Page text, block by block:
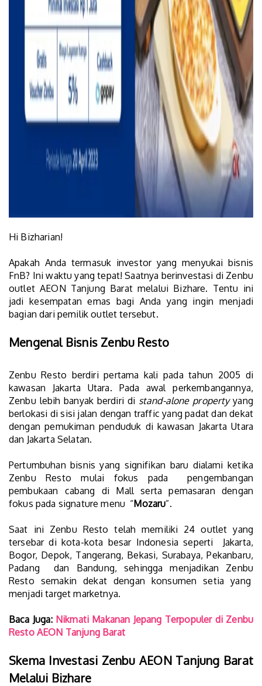
Hi Bizharian!
Apakah Anda termasuk investor yang menyukai bisnis
FnB? Ini waktu yang tepat! Saatnya berinvestasi di Zenbu
outlet AEON Tanjung Barat melalui Bizhare. Tentu ini
jadi kesempatan emas bagi Anda yang ingin menjadi
bagian dari pemilik outlet tersebut.
Mengenal Bisnis Zenbu Resto
Zenbu Resto berdiri pertama kali pada tahun 2005 di
kawasan Jakarta Utara. Pada awal perkembangannya,
Zenbu lebih banyak berdiri di stand-alone propertyyang
berlokasi di sisi jalan dengan traffic yang padat dan dekat
dengan pemukiman penduduk di kawasan Jakarta Utara
dan Jakarta Selatan.
Pertumbuhan bisnis yang signifikan baru dialami ketika
Zenbu Resto mulai fokus pada pengembangan
pembukaan cabang di Mall serta pemasaran dengan
fokus pada signature menu “Mozaru”.
Saat ini Zenbu Resto telah memiliki 24 outlet yang
tersebar di kota-kota besar Indonesia seperti Jakarta,
Bogor, Depok, Tangerang, Bekasi, Surabaya, Pekanbaru,
Padang dan Bandung, sehingga menjadikan Zenbu
Resto semakin dekat dengan konsumen setia yang
menjadi target marketnya.
Baca Juga: Nikmati Makanan Jepang Terpopuler di Zenbu
Resto AEON Tanjung Barat
Skema Investasi Zenbu AEON Tanjung Barat
Melalui Bizhare